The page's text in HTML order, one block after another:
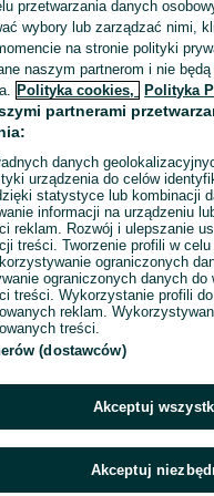
konto
przetwarzania danych
wybory lub zarządzać nimi,
na stronie polityki
naszym partnerom i nie będą
Polityka cookies, Polityka
partnerami
danych
urządzenia do celów
statystyce lub kombinacji
informacji na urządzeniu
reklam. Rozwój i ulepszanie
treści. Tworzenie profili w
ograniczonych
ograniczonych danych do
treści. Wykorzystanie profili
reklam.
treści.
(dostawców)
Akceptuj
Akceptuj